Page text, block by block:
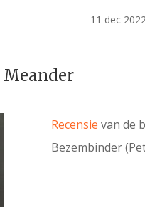
11 dec
Meander
Recensie van de
Bezembinder